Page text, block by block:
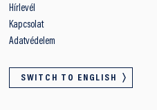
Hírlevél
Kapcsolat
Adatvédelem
SWITCH TO ENGLISH